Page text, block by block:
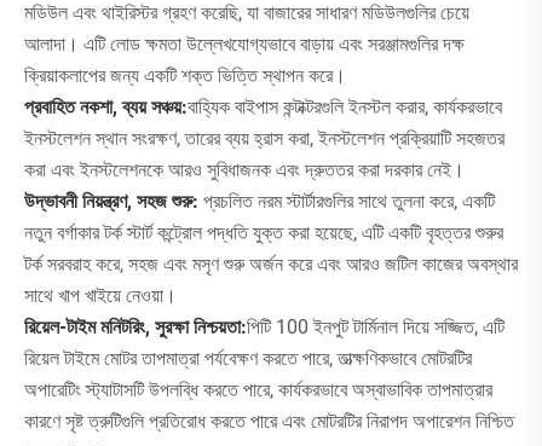
মডিউল এবং থাইরিস্টর গ্রহণ করেছি, যা বাজারের সাধারণ মডিউলগুলির চেয়ে
আলাদা। এটি লোড ক্ষমতা উল্লেখযোগ্যভাবে বাড়ায় এবং সরঞ্জামগুলির দক্ষ
ক্রিয়াকলাপের জন্য একটি শক্ত ভিত্তি স্থাপন করে।
প্রবাহিত নকশা, ব্যয় সঞ্চয়:বাহ্যিক বাইপাস কন্টাক্টরগুলি ইনস্টল করার, কার্যকরভাবে
ইনস্টলেশন স্থান সংরক্ষণ, তারের ব্যয় হ্রাস করা, ইনস্টলেশন প্রক্রিয়াটি সহজতর
করা এবং ইনস্টলেশনকে আরও সুবিধাজনক এবং দ্রুততর করা দরকার নেই।
উদ্ভাবনী নিয়ন্ত্রণ, সহজ শুরু: প্রচলিত নরম স্টার্টারগুলির সাথে তুলনা করে, একটি
নতুন বর্গাকার টর্ক স্টার্ট কন্ট্রোল পদ্ধতি যুক্ত করা হয়েছে, এটি একটি বৃহত্তর শুরুর
টর্ক সরবরাহ করে, সহজ এবং মসৃণ শুরু অর্জন করে এবং আরও জটিল কাজের অবস্থার
সাথে খাপ খাইয়ে নেওয়া।
রিয়েল-টাইম মনিটরিং, সুরক্ষা নিশ্চয়তা:পিটি 100 ইনপুট টার্মিনাল দিয়ে সজ্জিত, এটি
রিয়েল টাইমে মোটর তাপমাত্রা পর্যবেক্ষণ করতে পারে, তাত্ক্ষণিকভাবে মোটরটির
অপারেটিং স্ট্যাটাসটি উপলব্ধি করতে পারে, কার্যকরভাবে অস্বাভাবিক তাপমাত্রার
কারণে সৃষ্ট ত্রুটিগুলি প্রতিরোধ করতে পারে এবং মোটরটির নিরাপদ অপারেশন নিশ্চিত